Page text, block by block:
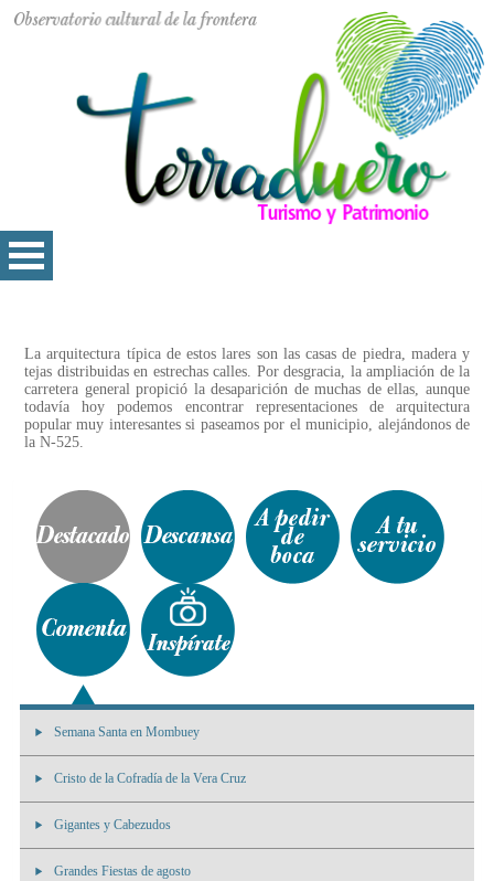
La arquitectura típica de estos lares son las casas de piedra, madera y
tejas distribuidas en estrechas calles. Por desgracia, la ampliación de la
carretera general propició la desaparición de muchas de ellas, aunque
todavía hoy podemos encontrar representaciones de arquitectura
popular muy interesantes si paseamos por el municipio, alejándonos de
la N-525.
Semana Santa en Mombuey
Cristo de la Cofradía de la Vera Cruz
Gigantes y Cabezudos
Grandes Fiestas de agosto